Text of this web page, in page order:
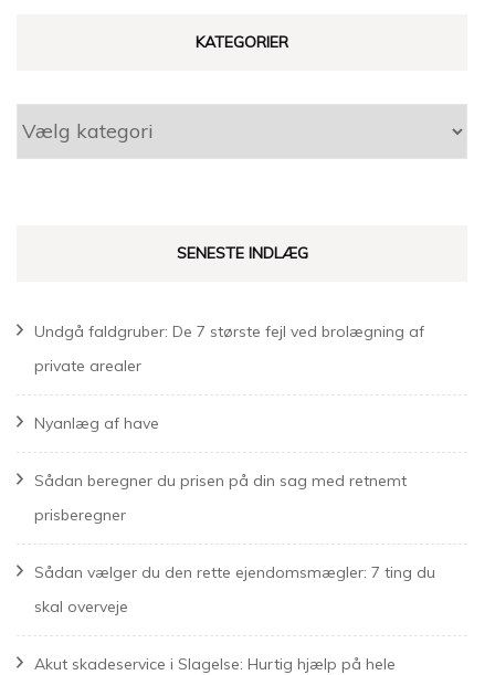
KATEGORIER
Kategorier
SENESTE INDLÆG
Undgå faldgruber: De 7 største fejl ved brolægning af
private arealer
Nyanlæg af have
Sådan beregner du prisen på din sag med retnemt
prisberegner
Sådan vælger du den rette ejendomsmægler: 7 ting du
skal overveje
Akut skadeservice i Slagelse: Hurtig hjælp på hele